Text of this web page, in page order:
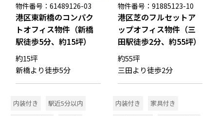
物件番号：61489126-03
港区東新橋のコンパク
トオフィス物件（新橋
駅徒歩5分、約15坪）
約15坪
新橋より徒歩5分
内装付き
駅近5分以内
物件番号：91885123-10
港区芝のフルセットア
ップオフィス物件（三
田駅徒歩2分、約55坪）
約55坪
三田より徒歩2分
内装付き
家具付き